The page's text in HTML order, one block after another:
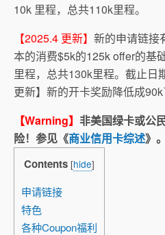
10k 里程，总共110k里程。
【2025.4 更新】 新的申请链接
本的消费$5k的125k offer的基
里程，总共130k里程。截止日
更新】新的开卡奖励降低成90k
【Warning】 非美国绿卡或公
险！参见《商业信用卡综述》。
Contents [hide]
申请链接
特色
各种Coupon福利